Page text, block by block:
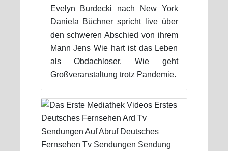
Evelyn Burdecki nach New York
Daniela Büchner spricht live über
den schweren Abschied von ihrem
Mann Jens Wie hart ist das Leben
als Obdachloser. Wie geht
Großveranstaltung trotz Pandemie.